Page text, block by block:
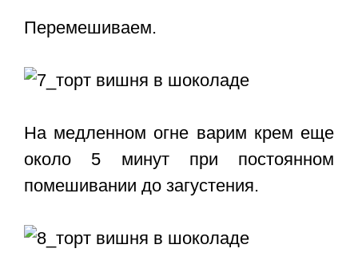
Перемешиваем.
На медленном огне варим крем еще
около 5 минут при постоянном
помешивании до загустения.